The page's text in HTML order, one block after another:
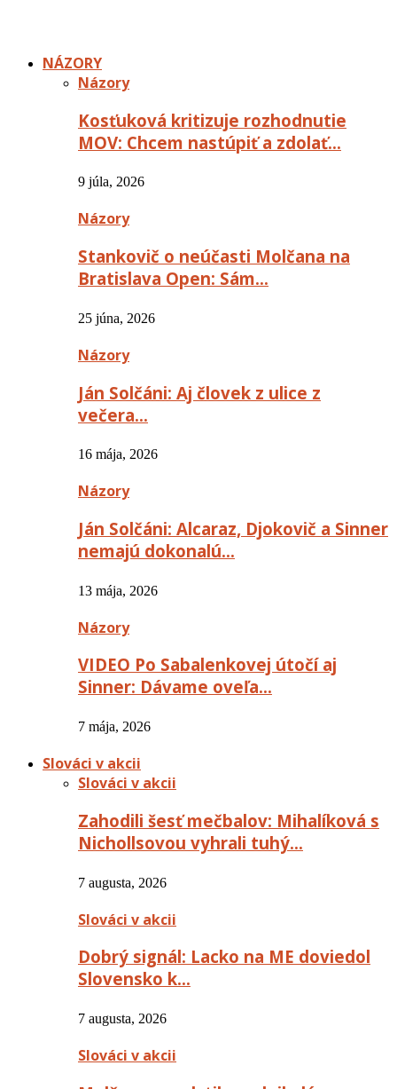
NÁZORY
Názory
Kosťuková kritizuje rozhodnutie
MOV: Chcem nastúpiť a zdolať…
9 júla, 2026
Názory
Stankovič o neúčasti Molčana na
Bratislava Open: Sám…
25 júna, 2026
Názory
Ján Solčáni: Aj človek z ulice z
večera…
16 mája, 2026
Názory
Ján Solčáni: Alcaraz, Djokovič a Sinner
nemajú dokonalú…
13 mája, 2026
Názory
VIDEO Po Sabalenkovej útočí aj
Sinner: Dávame oveľa…
7 mája, 2026
Slováci v akcii
Slováci v akcii
Zahodili šesť mečbalov: Mihalíková s
Nichollsovou vyhrali tuhý…
7 augusta, 2026
Slováci v akcii
Dobrý signál: Lacko na ME doviedol
Slovensko k…
7 augusta, 2026
Slováci v akcii